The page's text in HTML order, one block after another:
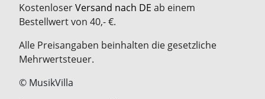
KostenloserVersand nach DE ab einem
Bestellwert von 40,- €.
Alle Preisangaben beinhalten die gesetzliche
Mehrwertsteuer.
© MusikVilla